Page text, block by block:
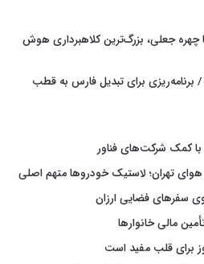
دلاری با چهره جعلی، بزرگ‌ترین کلاهبرداری هوش
برنامه‌ریزی برای تبدیل فارس به قطب
با کمک شرکت‌های فناور
تهران؛ لاستیک خودروها متهم اصلی
سفرهای فضایی ارزان
مالی خانوارها
برای قلب مفید است